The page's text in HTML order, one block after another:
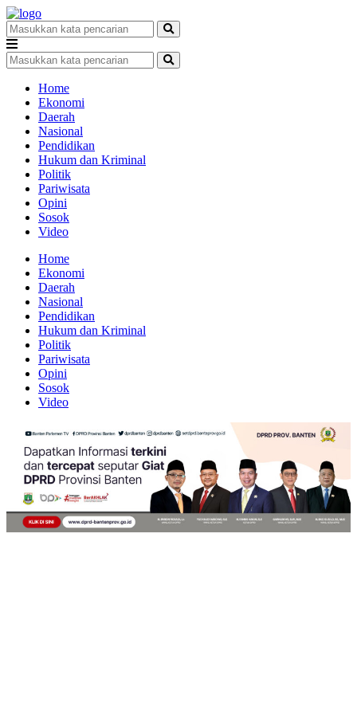
Home
Ekonomi
Daerah
Nasional
Pendidikan
Hukum dan Kriminal
Politik
Pariwisata
Opini
Sosok
Video
Home
Ekonomi
Daerah
Nasional
Pendidikan
Hukum dan Kriminal
Politik
Pariwisata
Opini
Sosok
Video